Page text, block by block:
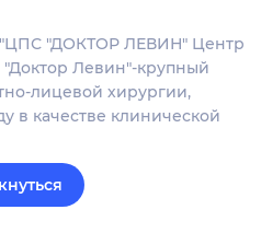
"ДОКТОР ЛЕВИН" Центр
Левин"-крупный
лицевой хирургии,
в качестве клинической